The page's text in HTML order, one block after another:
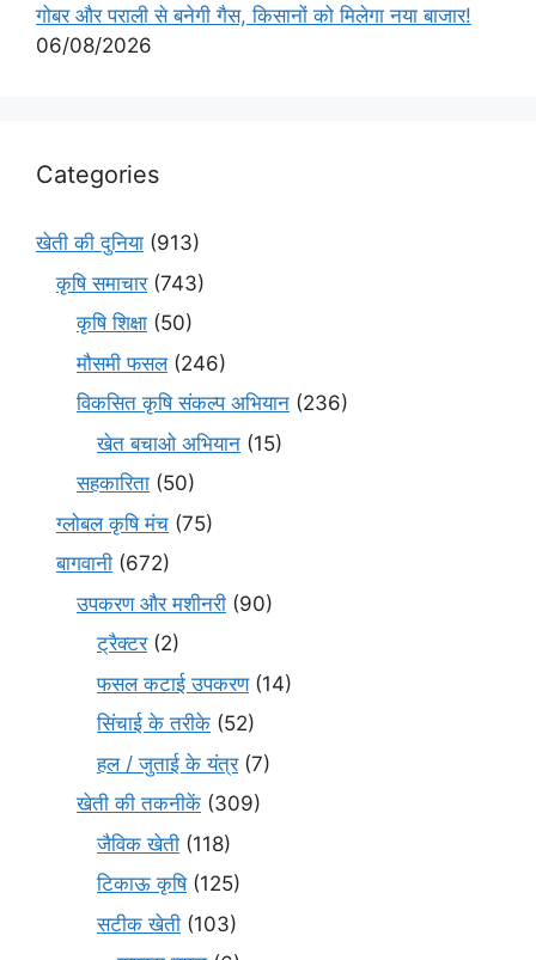
गोबर और पराली से बनेगी गैस, किसानों को मिलेगा नया बाजार!
06/08/2026
Categories
खेती की दुनिया (913)
कृषि समाचार(743)
कृषि शिक्षा (50)
मौसमी फसल(246)
विकसित कृषि संकल्प अभियान (236)
खेत बचाओ अभियान (15)
सहकारिता (50)
ग्लोबल कृषि मंच (75)
बागवानी (672)
उपकरण और मशीनरी (90)
ट्रैक्टर(2)
फसल कटाई उपकरण(14)
सिंचाई के तरीके (52)
हल / जुताई के यंत्र(7)
खेती की तकनीकें (309)
जैविक खेती (118)
टिकाऊ कृषि(125)
सटीक खेती (103)